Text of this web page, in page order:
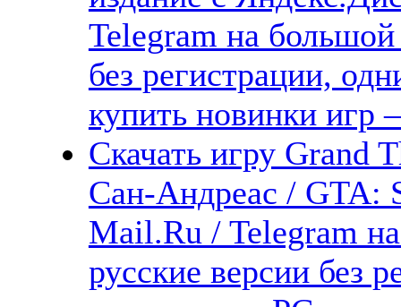
Telegram на
без регистрации,
купить новинки
Скачать игру Grand
Сан-Андреас / GTA:
Mail.Ru / Telegram
русские версии без